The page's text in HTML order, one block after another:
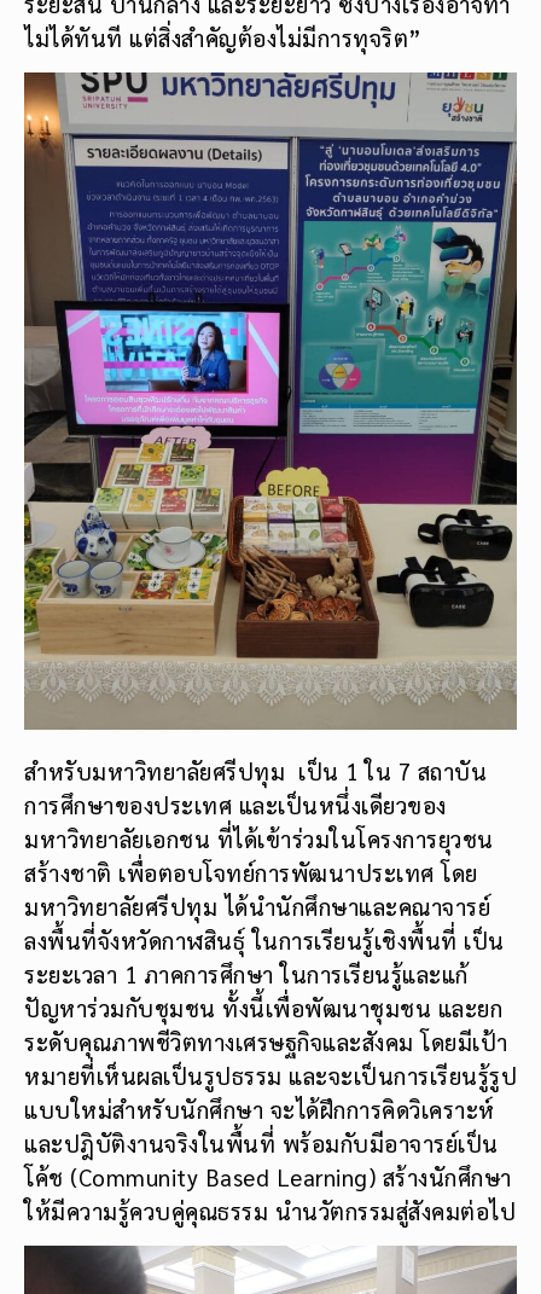
ไม่ได้ทันที แต่สิ่งสำคัญต้องไม่มีการทุจริต”
สำหรับมหาวิทยาลัยศรีปทุม เป็น 1 ใน 7 สถาบัน
การศึกษาของประเทศ และเป็นหนึ่งเดียวของ
มหาวิทยาลัยเอกชน ที่ได้เข้าร่วมในโครงการยุวชน
สร้างชาติ เพื่อตอบโจทย์การพัฒนาประเทศ โดย
มหาวิทยาลัยศรีปทุม ได้นำนักศึกษาและคณาจารย์
ลงพื้นที่จังหวัดกาฬสินธุ์ ในการเรียนรู้เชิงพื้นที่ เป็น
ระยะเวลา 1 ภาคการศึกษา ในการเรียนรู้และแก้
ปัญหาร่วมกับชุมชน ทั้งนี้เพื่อพัฒนาชุมชน และยก
ระดับคุณภาพชีวิตทางเศรษฐกิจและสังคม โดยมีเป้า
หมายที่เห็นผลเป็นรูปธรรม และจะเป็นการเรียนรู้รูป
แบบใหม่สำหรับนักศึกษา จะได้ฝึกการคิดวิเคราะห์
และปฎิบัติงานจริงในพื้นที่ พร้อมกับมีอาจารย์เป็น
โค้ช (Community Based Learning) สร้างนักศึกษา
ให้มีความรู้ควบคู่คุณธรรม นำนวัตกรรมสู่สังคมต่อไป